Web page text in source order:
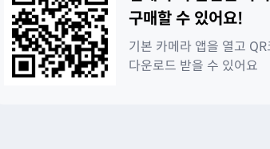
구매할 수 있어요!
기본 카메라 앱을 열고
다운로드 받을 수 있어요